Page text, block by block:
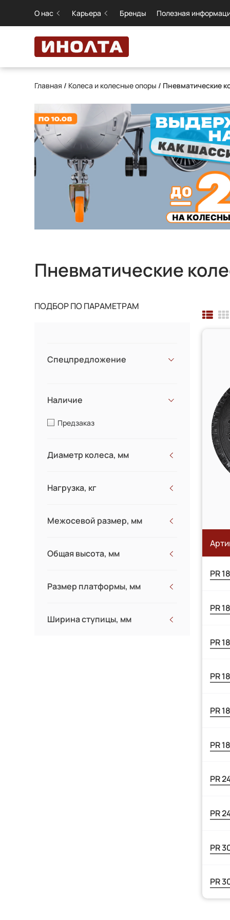
О нас Карьера Бренды Полезная
Главная / Колеса и колесные опоры / Пневматические
Пневматические
ПОДБОР ПО ПАРАМЕТРАМ
Спецпредложение
Наличие
Предзаказ
Диаметр колеса, мм
420
Нагрузка, кг
160
Межосевой размер, мм
147x134
Общая высота, мм
Размер платформы, мм
190x170
Ширина ступицы, мм
PR
PR
PR
PR
PR
PR
PR
PR
PR
PR